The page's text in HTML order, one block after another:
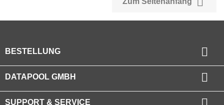
BESTELLUNG 
DATAPOOL GMBH 
SUPPORT & SERVICE